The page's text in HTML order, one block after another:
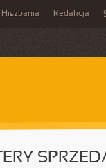
Hiszpania Redakcja